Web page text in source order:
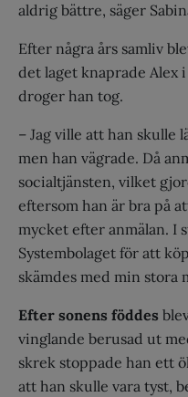
aldrig bättre, säger
Efter några års samliv
det laget knaprade Alex
droger han tog.
– Jag ville att han skulle
men han vägrade. Då
socialtjänsten, vilket
eftersom han är bra på
mycket efter anmälan. I
Systembolaget för att
skämdes med min stora
Efter sonens föddes
vinglande berusad ut
skrek stoppade han ett
att han skulle vara tyst,